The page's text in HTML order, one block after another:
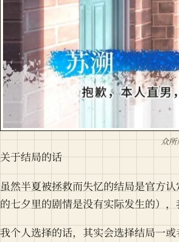
众所
关于结局的话
虽然半夏被拯救而失忆的结局是官方
的七夕里的剧情是没有实际发生的），
我个人选择的话，其实会选择结局一